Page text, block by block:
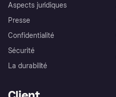
Aspects juridiques
Presse
Confidentialité
Sécurité
La durabilité